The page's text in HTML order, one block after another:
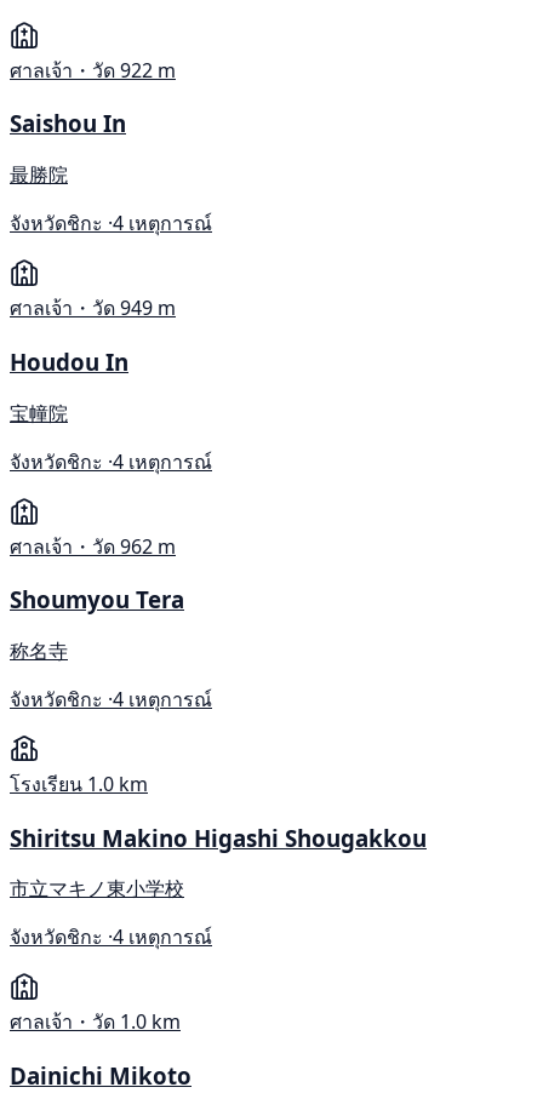
ศาลเจ้า・วัด922 m
Saishou In
最勝院
จังหวัดชิกะ ·4 เหตุการณ์
ศาลเจ้า・วัด949 m
Houdou In
宝幢院
จังหวัดชิกะ ·4 เหตุการณ์
ศาลเจ้า・วัด962 m
Shoumyou Tera
称名寺
จังหวัดชิกะ ·4 เหตุการณ์
โรงเรียน 1.0 km
Shiritsu Makino Higashi Shougakkou
市立マキノ東小学校
จังหวัดชิกะ ·4 เหตุการณ์
ศาลเจ้า・วัด 1.0 km
Dainichi Mikoto